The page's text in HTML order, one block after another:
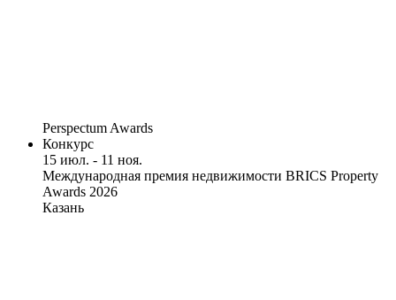
Perspectum Awards
Конкурс
15 июл. - 11 ноя.
Международная премия недвижимости BRICS Property
Awards 2026
Казань